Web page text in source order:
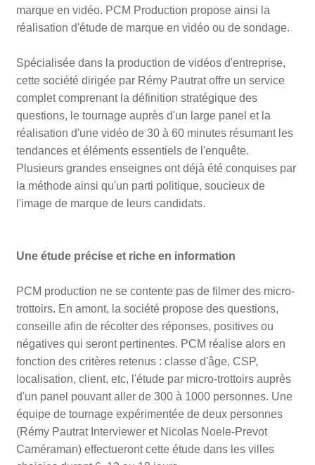
marque en vidéo. PCM Production propose ainsi la
réalisation d'étude de marque en vidéo ou de sondage.
Spécialisée dans la production de vidéos d'entreprise,
cette société dirigée par Rémy Pautrat offre un service
complet comprenant la définition stratégique des
questions, le tournage auprès d'un large panel et la
réalisation d'une vidéo de 30 à 60 minutes résumant les
tendances et éléments essentiels de l'enquête.
Plusieurs grandes enseignes ont déjà été conquises par
la méthode ainsi qu'un parti politique, soucieux de
l'image de marque de leurs candidats.
Une étude précise et riche en information
PCM production ne se contente pas de filmer des micro-
trottoirs. En amont, la société propose des questions,
conseille afin de récolter des réponses, positives ou
négatives qui seront pertinentes. PCM réalise alors en
fonction des critères retenus : classe d'âge, CSP,
localisation, client, etc, l'étude par micro-trottoirs auprès
d'un panel pouvant aller de 300 à 1000 personnes. Une
équipe de tournage expérimentée de deux personnes
(Rémy Pautrat Interviewer et Nicolas Noele-Prevot
Caméraman) effectueront cette étude dans les villes